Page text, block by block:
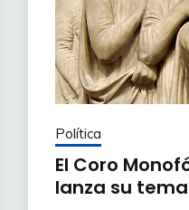
Política
El Coro
lanza su tema